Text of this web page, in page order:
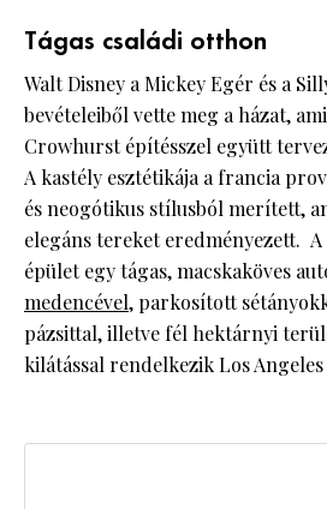
Tágas családi otthon
Walt Disney a Mickey Egér és a
bevételeiből vette meg a házat,
Crowhurst építésszel együtt
A kastély esztétikája a francia
és neogótikus stílusból merített,
elegáns tereket eredményezett. A
épület egy tágas, macskaköves
medencével, parkosított
pázsittal, illetve fél hektárnyi
kilátással rendelkezik Los